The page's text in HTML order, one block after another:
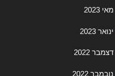
מאי 2023
ינואר 2023
דצמבר 2022
נובמבר 2022